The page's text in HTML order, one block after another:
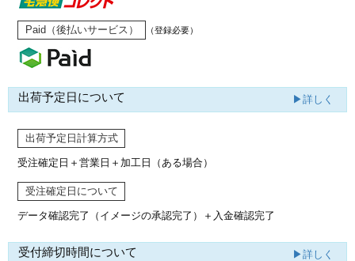
Paid（後払いサービス） （登録必要）
出荷予定日について ▶詳しく
出荷予定日計算方式
受注確定日＋営業日＋加工日（ある場合）
受注確定日について
データ確認完了（イメージの承認完了） ＋入金確認完了
受付締切時間について ▶詳しく